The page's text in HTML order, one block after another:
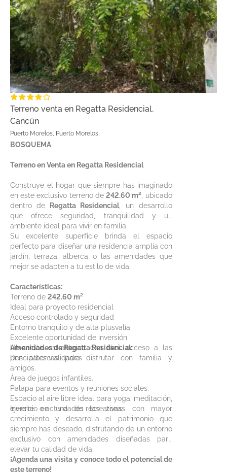
Terreno venta en Regatta Residencial,
Cancún
Puerto Morelos, Puerto Morelos,
BOSQUEMA
Terreno en Venta en Regatta Residencial
Construye el hogar que siempre has imaginado
en este exclusivo terreno de 242.60 m² , ubicado
dentro de
Regatta Residencial, un desarrollo
que ofrece seguridad, tranquilidad y un
ambiente ideal para vivir en familia.
Su excelente superficie brinda el espacio
perfecto para diseñar una residencia amplia con
jardín, terraza, alberca o las amenidades que
mejor se adapten a tu estilo de vida.
Características:
Terreno de 242.60 m²
Ideal para proyecto residencial
Acceso controlado y seguridad
Entorno tranquilo y de alta plusvalía
Excelente oportunidad de inversión
Ubicación estratégica con fácil acceso a las
principales vialidades
Amenidades de Regatta Residencial:
Dos albercas para disfrutar con familia y
amigos.
Área de juegos infantiles.
Palapa para eventos y reuniones sociales.
Espacio al aire libre ideal para yoga, meditación,
ejercicio o actividades recreativas.
Invierte en una de las zonas con mayor
crecimiento y desarrolla el patrimonio que
siempre has deseado, disfrutando de un entorno
exclusivo con amenidades diseñadas para
elevar tu calidad de vida.
¡Agenda una visita y conoce todo el potencial de
este terreno!